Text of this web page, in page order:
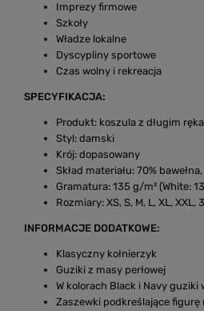
Imprezy firmowe
Szkoły
Władze lokalne
Dyscypliny sportowe
Czas wolny i rekreacja
SPECYFIKACJA:
Produkt: koszula z długim
Styl: damski
Krój: dopasowany
Skład materiału: 70%
Gramatura: 135 g/m² (White:
Rozmiary: XS, S, M, L, XL, XXL,
INFORMACJE DODATKOWE:
Klasyczny kołnierzyk
Guziki z masy perłowej
W kolorach Black i Navy guziki
Zaszewki podkreślające figurę